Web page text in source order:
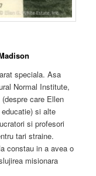
speciala. Asa
Normal Institute,
(despre care Ellen
si alte
si profesori
tari straine.
constau in a avea o
misionara